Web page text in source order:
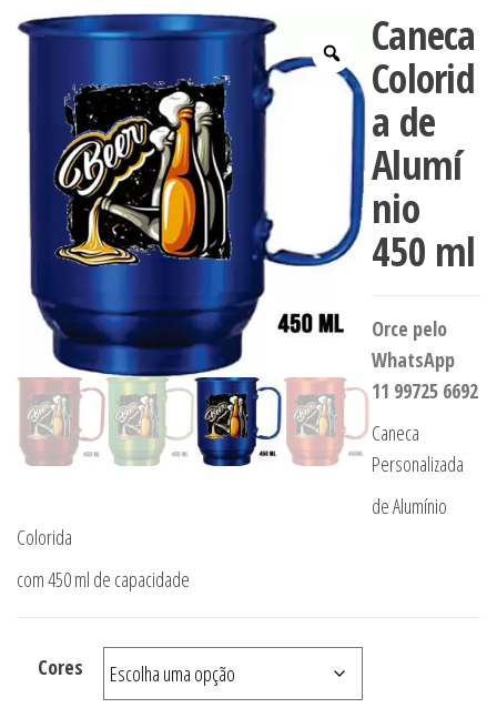
Caneca
Colorid
a de
Alumí
nio
450 ml
Orce pelo
WhatsApp
11 99725 6692
Caneca
Personalizada
de Alumínio
Colorida
com 450 ml de capacidade
Cores